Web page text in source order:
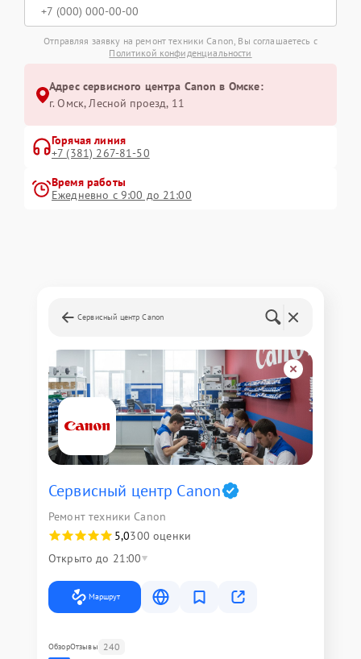
Отправляя заявку на ремонт техники Canon, Вы соглашаетесь с
Политикой конфиденциальности
Адрес сервисного центра Canon в Омске:
г. Омск, ​Лесной проезд, 11
Горячая линия
+7 (381) 267-81-50
Время работы
Ежедневно с 9:00 до 21:00
Сервисный центр Canon
Сервисный центр Canon
Ремонт техники Canon
5,0300 оценки
Открыто до 21:00
Маршрут
ОбзорОтзывы 240